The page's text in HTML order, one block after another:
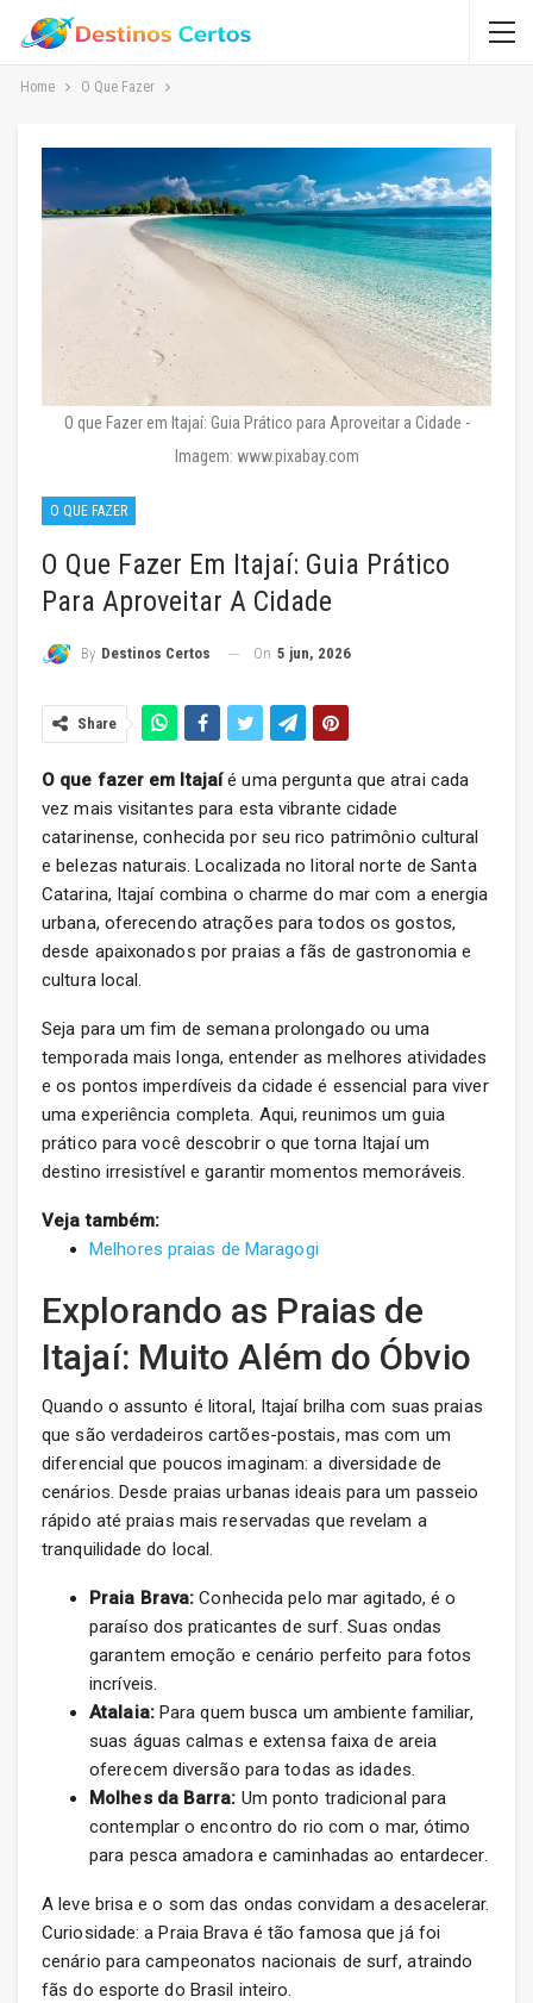
Home O Que Fazer
O que Fazer em Itajaí: Guia Prático para Aproveitar a Cidade -
Imagem: www.pixabay.com
O QUE FAZER
O Que Fazer Em Itajaí: Guia Prático
Para Aproveitar A Cidade
By Destinos Certos On 5 jun, 2026
Share
O que fazer em Itajaíé uma pergunta que atrai cada
vez mais visitantes para esta vibrante cidade
catarinense, conhecida por seu rico patrimônio cultural
e belezas naturais. Localizada no litoral norte de Santa
Catarina, Itajaí combina o charme do mar com a energia
urbana, oferecendo atrações para todos os gostos,
desde apaixonados por praias a fãs de gastronomia e
cultura local.
Seja para um fim de semana prolongado ou uma
temporada mais longa, entender as melhores atividades
e os pontos imperdíveis da cidade é essencial para viver
uma experiência completa. Aqui, reunimos um guia
prático para você descobrir o que torna Itajaí um
destino irresistível e garantir momentos memoráveis.
Veja também:
Melhores praias de Maragogi
Explorando as Praias de
Itajaí: Muito Além do Óbvio
Quando o assunto é litoral, Itajaí brilha com suas praias
que são verdadeiros cartões-postais, mas com um
diferencial que poucos imaginam: a diversidade de
cenários. Desde praias urbanas ideais para um passeio
rápido até praias mais reservadas que revelam a
tranquilidade do local.
Praia Brava: Conhecida pelo mar agitado, é o
paraíso dos praticantes de surf. Suas ondas
garantem emoção e cenário perfeito para fotos
incríveis.
Atalaia:Para quem busca um ambiente familiar,
suas águas calmas e extensa faixa de areia
oferecem diversão para todas as idades.
Molhes da Barra: Um ponto tradicional para
contemplar o encontro do rio com o mar, ótimo
para pesca amadora e caminhadas ao entardecer.
A leve brisa e o som das ondas convidam a desacelerar.
Curiosidade: a Praia Brava é tão famosa que já foi
cenário para campeonatos nacionais de surf, atraindo
fãs do esporte do Brasil inteiro.